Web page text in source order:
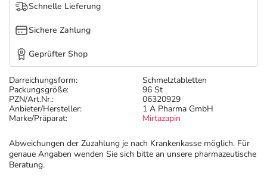
Darreichungsform:
Schmelztabletten
Packungsgröße:
96 St
PZN/Art.Nr.:
06320929
Anbieter/Hersteller:
1 A Pharma GmbH
Marke/Präparat:
Mirtazapin
Abweichungen der Zuzahlung je nach Krankenkasse möglich. Für
genaue Angaben wenden Sie sich bitte an unsere pharmazeutische
Beratung.
Schnelle Lieferung
Sichere Zahlung
Geprüfter Shop